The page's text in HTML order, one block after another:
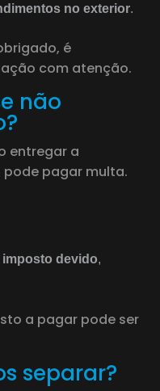
no exterior.
é
com atenção.
não
entregar a
pagar multa.
imposto devido,
a pagar pode ser
separar?